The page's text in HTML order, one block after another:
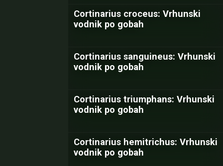
Cortinarius croceus: Vrhunski
vodnik po gobah
Cortinarius sanguineus: Vrhunski
vodnik po gobah
Cortinarius triumphans: Vrhunski
vodnik po gobah
Cortinarius hemitrichus: Vrhunski
vodnik po gobah